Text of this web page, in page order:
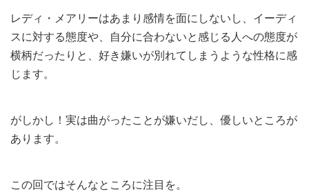
レディ・メアリーはあまり感情を面にしないし、イーディ
スに対する態度や、自分に合わないと感じる人への態度が
横柄だったりと、好き嫌いが別れてしまうような性格に感
じます。
がしかし！実は曲がったことが嫌いだし、優しいところが
あります。
この回ではそんなところに注目を。